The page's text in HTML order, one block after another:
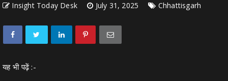
Insight Today Desk July 31, 2025 Chhattisgarh
यह भी पढ़ें :-